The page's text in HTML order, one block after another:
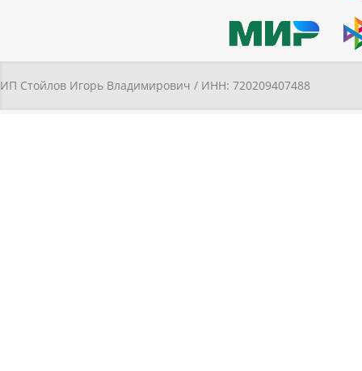
ИП Стойлов Игорь Владимирович / ИНН: 720209407488